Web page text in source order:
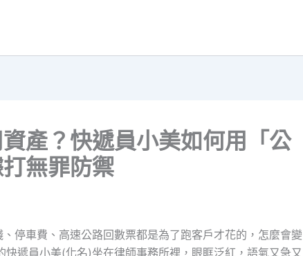
產？快遞員小美如何用「公
無罪防禦
、停車費、高速公路回數票都是為了跑客戶才花的，怎麼會變
快遞員小美(化名)坐在律師事務所裡，眼眶泛紅，語氣又急又